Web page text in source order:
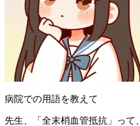
病院での用語を教えて
先生、「全末梢血管抵抗」って